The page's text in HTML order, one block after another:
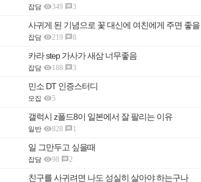
잡담 349 3
사귀게 된 기념으로 꽃 대신에 여친에게 주면 좋
잡담 219 8
카라 step 가사가 새삼 너무좋음
잡담 188 3
민소 DT 인증스터디
모집 5
갤럭시 z폴드8이 일본에서 잘 팔리는 이유
일반 828 1
일 그만두고 싶을때
잡담 98 2
친구를 사귀려면 나도 성실히 살아야 하는구나